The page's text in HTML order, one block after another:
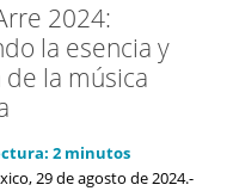
2024:
la esencia y
la música
2 minutos
29 de agosto de 2024.-